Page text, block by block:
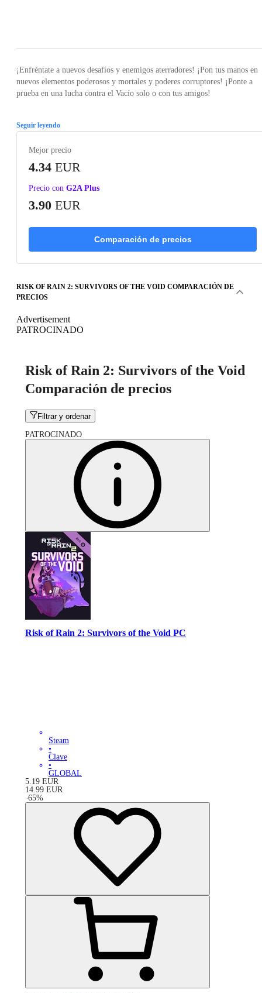
¡Enfréntate a nuevos desafíos y enemigos aterradores! ¡Pon tus manos en
nuevos elementos poderosos y mortales y poderes corruptores! ¡Ponte a
prueba en una lucha contra el Vacío solo o con tus amigos!
Seguir leyendo
Mejor precio
4.34 EUR
Precio con G2A Plus
3.90 EUR
Comparación de precios
RISK OF RAIN 2: SURVIVORS OF THE VOID COMPARACIÓN DE
PRECIOS
Advertisement
PATROCINADO
Risk of Rain 2: Survivors of the Void
Comparación de precios
Filtrar y ordenar
PATROCINADO
Risk of Rain 2: Survivors of the Void PC
Steam
•
Clave
•
GLOBAL
5.19 EUR
14.99 EUR
-65%